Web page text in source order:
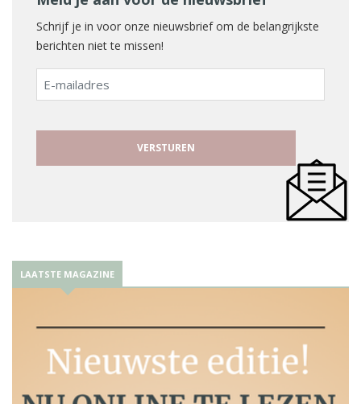
Schrijf je in voor onze nieuwsbrief om de belangrijkste
berichten niet te missen!
E-
mailadres
LAATSTE MAGAZINE